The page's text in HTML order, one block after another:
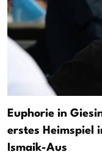
Euphorie in
erstes Heimspiel
Ismaik-Aus